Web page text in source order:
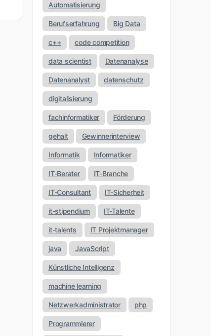
Automatisierung
Berufserfahrung Big Data
c++ code competition
data scientist Datenanalyse
Datenanalyst datenschutz
digitalisierung
fachinformatiker Förderung
gehalt Gewinnerinterview
Informatik Informatiker
IT-Berater IT-Branche
IT-Consultant IT-Sicherheit
it-stipendium IT-Talente
it-talents IT Projektmanager
java JavaScript
Künstliche Intelligenz
machine learning
Netzwerkadministrator php
Programmierer